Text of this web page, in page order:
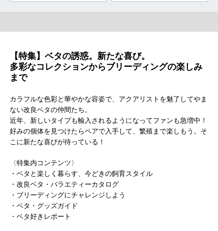
【特集】ベタの誘惑。新たな喜び。
多彩なコレクションからブリーディングの楽しみ
まで
カラフルな色彩と華やかな容姿で、アクアリストを魅了してやま
ない改良ベタの仲間たち。
近年、新しいタイプも輸入されるようになってファンも急増中！
好みの個体を見つけたらペアで入手して、繁殖まで楽しもう。そ
こに新たな喜びが待っている！
〈特集内コンテンツ〉
・ベタと楽しく暮らす、今どきの飼育スタイル
・改良ベタ・バラエティーカタログ
・ブリーディングにチャレンジしよう
・ベタ・グッズガイド
・ベタ好きレポート